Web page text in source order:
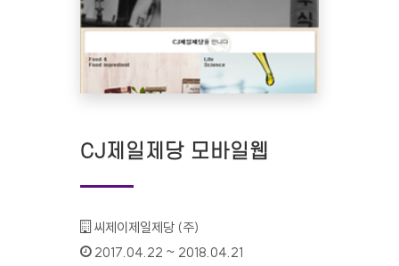
CJ제일제당 모바일웹
기관명 :
씨제이제일제당 (주)
인증기간 :
2017.04.22 ~ 2018.04.21